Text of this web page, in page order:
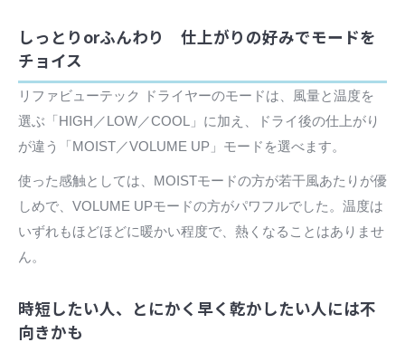
しっとりorふんわり 仕上がりの好みでモードを
チョイス
リファビューテック ドライヤーのモードは、風量と温度を
選ぶ「HIGH／LOW／COOL」に加え、ドライ後の仕上がり
が違う「MOIST／VOLUME UP」モードを選べます。
使った感触としては、MOISTモードの方が若干風あたりが優
しめで、VOLUME UPモードの方がパワフルでした。温度は
いずれもほどほどに暖かい程度で、熱くなることはありませ
ん。
時短したい人、とにかく早く乾かしたい人には不
向きかも